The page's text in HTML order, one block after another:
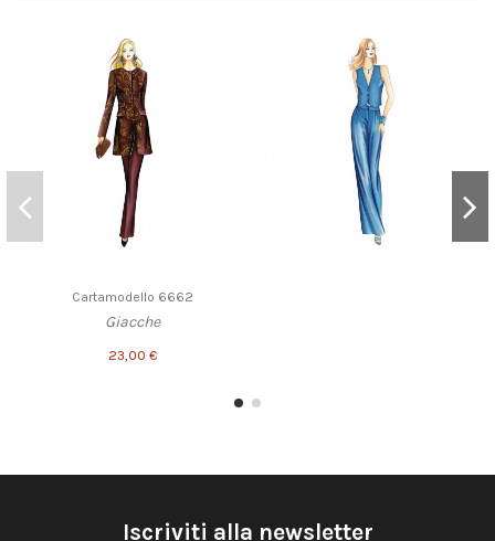
Cartamodello 6662
Giacche
23,00 €
Iscriviti alla newsletter